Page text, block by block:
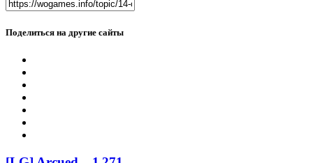
Поделиться на другие сайты